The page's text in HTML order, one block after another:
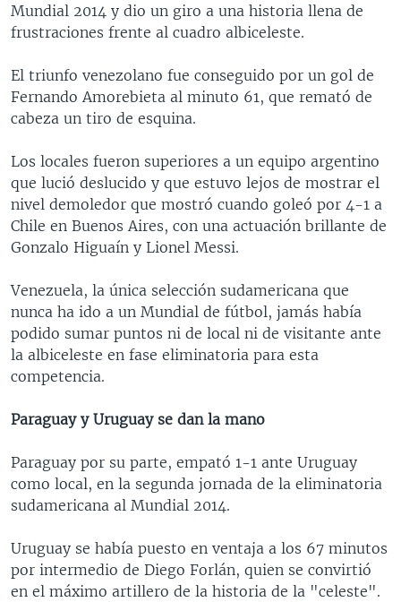
FORO [RADIO]
DEPORTIVO INTERNACIONAL
NOTA ECONÓMICA
ENTRETENIMIENTO
Mundial 2014 y dio un giro a una historia llena de
frustraciones frente al cuadro albiceleste.
El triunfo venezolano fue conseguido por un gol de
Fernando Amorebieta al minuto 61, que remató de
cabeza un tiro de esquina.
Los locales fueron superiores a un equipo argentino
que lució deslucido y que estuvo lejos de mostrar el
nivel demoledor que mostró cuando goleó por 4-1 a
Chile en Buenos Aires, con una actuación brillante de
Gonzalo Higuaín y Lionel Messi.
Venezuela, la única selección sudamericana que
nunca ha ido a un Mundial de fútbol, jamás había
podido sumar puntos ni de local ni de visitante ante
la albiceleste en fase eliminatoria para esta
competencia.
Paraguay y Uruguay se dan la mano
Paraguay por su parte, empató 1-1 ante Uruguay
como local, en la segunda jornada de la eliminatoria
sudamericana al Mundial 2014.
Uruguay se había puesto en ventaja a los 67 minutos
por intermedio de Diego Forlán, quien se convirtió
en el máximo artillero de la historia de la "celeste".